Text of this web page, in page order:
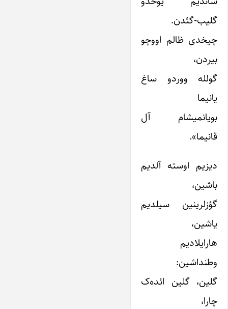
گلیب-گئدن.
چیخدی ظالم اووچو
بیردن،
گولله ووردو ساغ
یانیما
بویانمیشام آل
قانیما».
دیزیم اوسته آلدیم
باشین،
گؤزلرینین سیلدیم
یاشین،
هارایلادیم
وطنداشین:
گلین، گلین ائده‌ک
چارا،